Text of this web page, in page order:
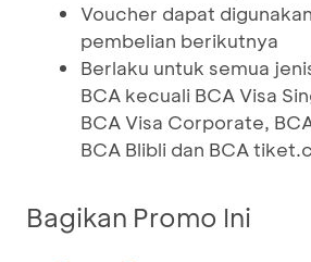
Voucher dapat
pembelian berikutnya
Berlaku untuk semua
BCA kecuali BCA Visa
BCA Visa Corporate,
BCA Blibli dan BCA
Bagikan Promo Ini